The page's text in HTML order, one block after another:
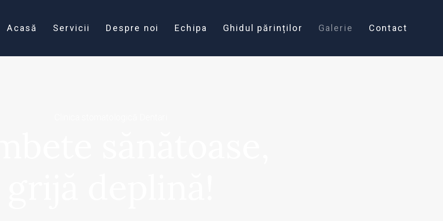
Acasă Servicii Despre noi Echipa Ghidul părinților Galerie Contact